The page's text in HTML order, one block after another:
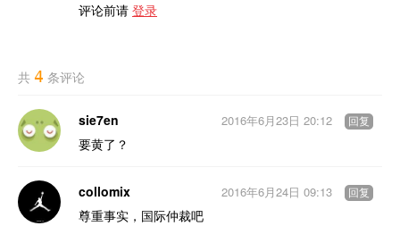
评论前请 登录
共 4 条评论
sie7en
要黄了？
2016年6月23日 20:12 回复
collomix
尊重事实，国际仲裁吧
2016年6月24日 09:13 回复